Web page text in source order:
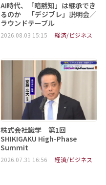
AI時代、「暗黙知」は継承でき
るのか 「デジブレ」説明会／
ラウンドテーブル
2026.08.03 15:15 経済/ビジネス
株式会社識学 第1回
SHIKIGAKU High-Phase
Summit
2026.07.31 16:56 経済/ビジネス